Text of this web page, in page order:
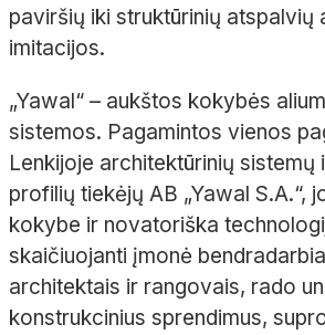
paviršių iki struktūrinių atspalvių
imitacijos.
„Yawal“ – aukštos kokybės
sistemos. Pagamintos vienos
Lenkijoje architektūrinių sistemų
profilių tiekėjų AB „Yawal S.A.“,
kokybe ir novatoriška
skaičiuojanti įmonė
architektais ir rangovais, rado
konstrukcinius sprendimus,